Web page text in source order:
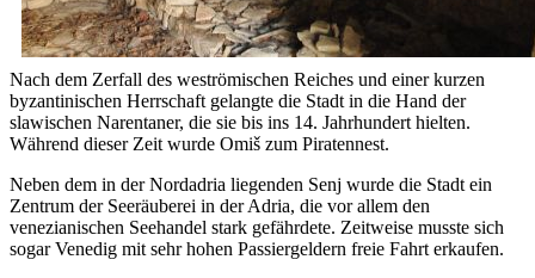
Nach dem Zerfall des weströmischen Reiches und einer kurzen
byzantinischen Herrschaft gelangte die Stadt in die Hand der
slawischen Narentaner, die sie bis ins 14. Jahrhundert hielten.
Während dieser Zeit wurde Omiš zum Piratennest.
Neben dem in der Nordadria liegenden Senj wurde die Stadt ein
Zentrum der Seeräuberei in der Adria, die vor allem den
venezianischen Seehandel stark gefährdete. Zeitweise musste sich
sogar Venedig mit sehr hohen Passiergeldern freie Fahrt erkaufen.